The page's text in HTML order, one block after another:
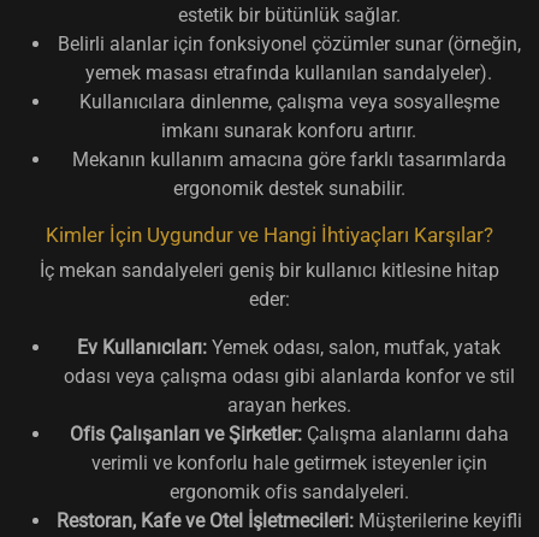
estetik bir bütünlük sağlar.
Belirli alanlar için fonksiyonel çözümler sunar (örneğin,
yemek masası etrafında kullanılan sandalyeler).
Kullanıcılara dinlenme, çalışma veya sosyalleşme
imkanı sunarak konforu artırır.
Mekanın kullanım amacına göre farklı tasarımlarda
ergonomik destek sunabilir.
Kimler İçin Uygundur ve Hangi İhtiyaçları Karşılar?
İç mekan sandalyeleri geniş bir kullanıcı kitlesine hitap
eder:
Ev Kullanıcıları: Yemek odası, salon, mutfak, yatak
odası veya çalışma odası gibi alanlarda konfor ve stil
arayan herkes.
Ofis Çalışanları ve Şirketler:Çalışma alanlarını daha
verimli ve konforlu hale getirmek isteyenler için
ergonomik ofis sandalyeleri.
Restoran, Kafe ve Otel İşletmecileri:Müşterilerine keyifli